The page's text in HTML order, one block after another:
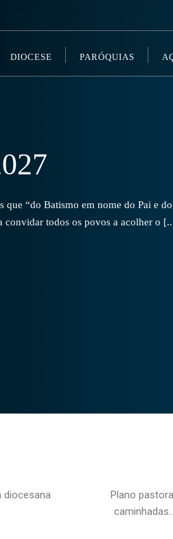
DIOCESE PARÓQUIAS
“do Batismo em nome do Pai e
convidar todos os povos a acolher o
diocesana
Plano